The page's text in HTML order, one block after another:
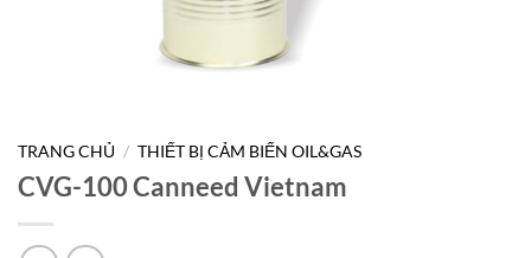
TRANG CHỦ / THIẾT BỊ CẢM BIẾN OIL&GAS
CVG-100 Canneed Vietnam